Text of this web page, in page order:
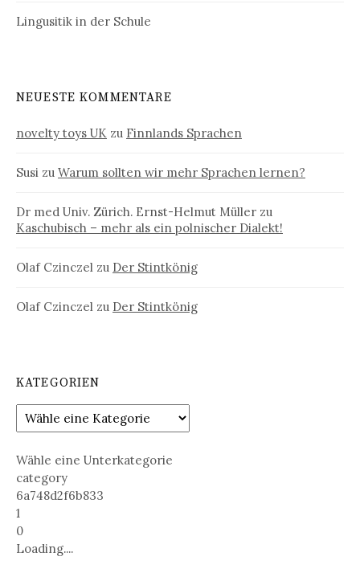
Lingusitik in der Schule
NEUESTE KOMMENTARE
novelty toys UK zu Finnlands Sprachen
Susi zu Warum sollten wir mehr Sprachen lernen?
Dr med Univ. Zürich. Ernst-Helmut Müller zu
Kaschubisch – mehr als ein polnischer Dialekt!
Olaf Czinczel zu Der Stintkönig
Olaf Czinczel zu Der Stintkönig
KATEGORIEN
Wähle eine Unterkategorie
category
6a748d2f6b833
1
0
Loading....